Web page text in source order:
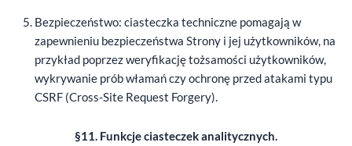
Bezpieczeństwo: ciasteczka techniczne pomagają w
zapewnieniu bezpieczeństwa Strony i jej użytkowników, na
przykład poprzez weryfikację tożsamości użytkowników,
wykrywanie prób włamań czy ochronę przed atakami typu
CSRF (Cross-Site Request Forgery).
§11. Funkcje ciasteczek analitycznych.